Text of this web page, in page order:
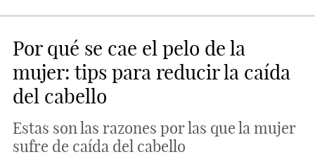
Por qué se cae el pelo de la
mujer: tips para reducir la caída
del cabello
Estas son las razones por las que la mujer
sufre de caída del cabello